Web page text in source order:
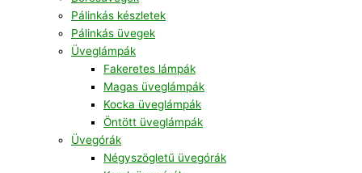
Pálinkás készletek
Pálinkás üvegek
Üveglámpák
Fakeretes lámpák
Magas üveglámpák
Kocka üveglámpák
Öntött üveglámpák
Üvegórák
Négyszögletű üvegórák